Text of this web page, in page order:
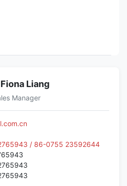
Liang
Manager
/ 86-0755 23592644